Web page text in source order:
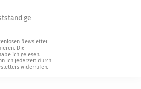
Newsletter
Die
ich gelesen.
ich jederzeit durch
widerrufen.